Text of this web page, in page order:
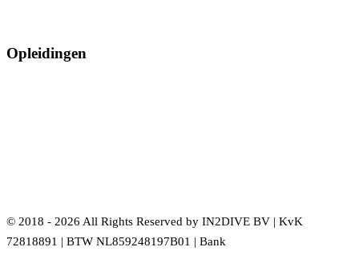
Opleidingen
© 2018 - 2026 All Rights Reserved by IN2DIVE BV | KvK
72818891 | BTW NL859248197B01 | Bank